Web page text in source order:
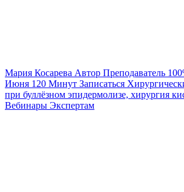
Мария Косарева Автор Преподаватель
Июня 120 Минут Записаться
при буллёзном эпидермолизе, хирургия
Вебинары Экспертам